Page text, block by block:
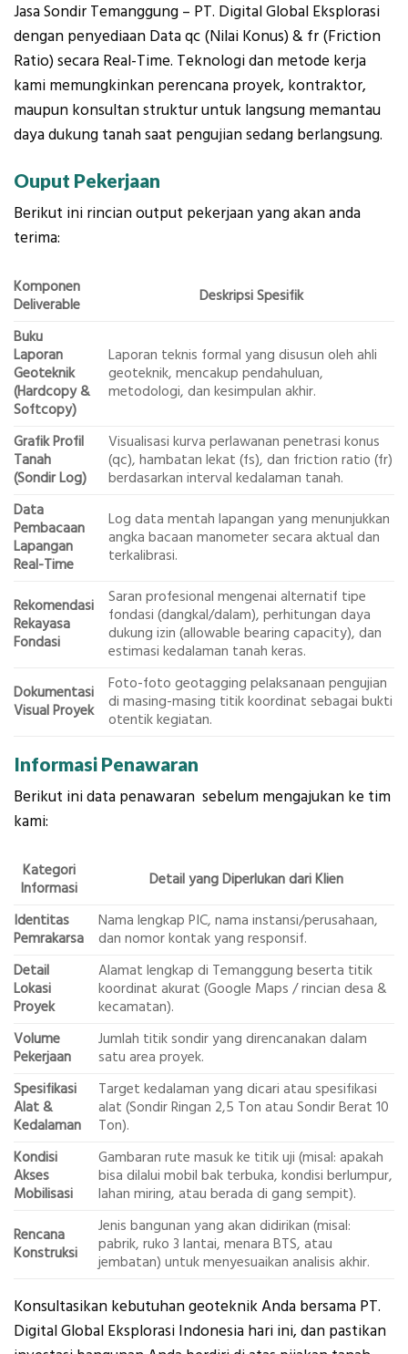
Jasa Sondir Temanggung – PT. Digital Global Eksplorasi
dengan penyediaan Data qc (Nilai Konus) & fr (Friction
Ratio) secara Real-Time. Teknologi dan metode kerja
kami memungkinkan perencana proyek, kontraktor,
maupun konsultan struktur untuk langsung memantau
daya dukung tanah saat pengujian sedang berlangsung.
Ouput Pekerjaan
Berikut ini rincian output pekerjaan yang akan anda
terima:
Komponen
Deliverable
Deskripsi Spesifik
Buku
Laporan
Geoteknik
(Hardcopy &
Softcopy)
Laporan teknis formal yang disusun oleh ahli
geoteknik, mencakup pendahuluan,
metodologi, dan kesimpulan akhir.
Grafik Profil
Tanah
(Sondir Log)
Visualisasi kurva perlawanan penetrasi konus
(qc), hambatan lekat (fs), dan friction ratio (fr)
berdasarkan interval kedalaman tanah.
Data
Pembacaan
Lapangan
Real-Time
Log data mentah lapangan yang menunjukkan
angka bacaan manometer secara aktual dan
terkalibrasi.
Rekomendasi
Rekayasa
Fondasi
Saran profesional mengenai alternatif tipe
fondasi (dangkal/dalam), perhitungan daya
dukung izin (allowable bearing capacity), dan
estimasi kedalaman tanah keras.
Dokumentasi
Visual Proyek
Foto-foto geotagging pelaksanaan pengujian
di masing-masing titik koordinat sebagai bukti
otentik kegiatan.
Informasi Penawaran
Berikut ini data penawaran sebelum mengajukan ke tim
kami:
Kategori
Informasi
Detail yang Diperlukan dari Klien
Identitas
Pemrakarsa
Nama lengkap PIC, nama instansi/perusahaan,
dan nomor kontak yang responsif.
Detail
Lokasi
Proyek
Alamat lengkap di Temanggung beserta titik
koordinat akurat (Google Maps / rincian desa &
kecamatan).
Volume
Pekerjaan
Jumlah titik sondir yang direncanakan dalam
satu area proyek.
Spesifikasi
Alat &
Kedalaman
Target kedalaman yang dicari atau spesifikasi
alat (Sondir Ringan 2,5 Ton atau Sondir Berat 10
Ton).
Kondisi
Akses
Mobilisasi
Gambaran rute masuk ke titik uji (misal: apakah
bisa dilalui mobil bak terbuka, kondisi berlumpur,
lahan miring, atau berada di gang sempit).
Rencana
Konstruksi
Jenis bangunan yang akan didirikan (misal:
pabrik, ruko 3 lantai, menara BTS, atau
jembatan) untuk menyesuaikan analisis akhir.
Konsultasikan kebutuhan geoteknik Anda bersama PT.
Digital Global Eksplorasi Indonesia hari ini, dan pastikan